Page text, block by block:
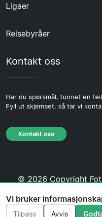
Ligaer
Reisebyråer
Kontakt oss
Har du spørsmål, funnet en
Fyll ut skjemaet, så tar vi
Kontakt oss
© 2026 Copyright
Informasjonskapsel-
Vi bruker
Tilpass
Avvis